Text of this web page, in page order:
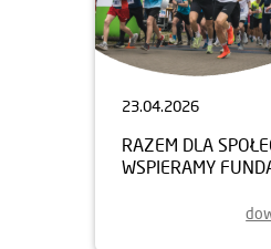
23.04.2026
RAZEM DLA
WSPIERAMY